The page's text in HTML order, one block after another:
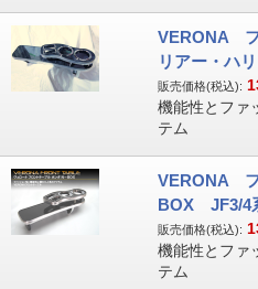
VERONA
リアー・ハ
販売価格(税込):
機能性とファ
テム
VERONA
BOX JF3/4
販売価格(税込):
機能性とファ
テム